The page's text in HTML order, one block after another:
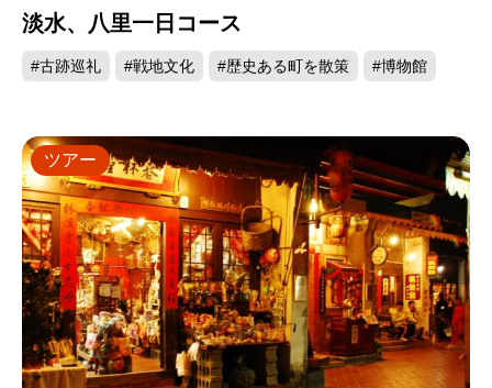
淡水、八里一日コース
#古跡巡礼 #戦地文化 #歴史ある町を散策 #博物館
ツアー